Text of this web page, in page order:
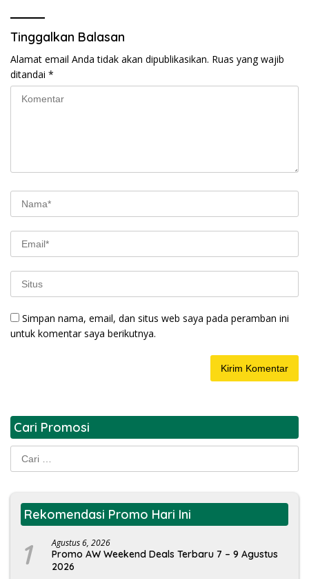
Tinggalkan Balasan
Alamat email Anda tidak akan dipublikasikan. Ruas yang wajib
ditandai *
Simpan nama, email, dan situs web saya pada peramban ini
untuk komentar saya berikutnya.
Cari Promosi
Cari
untuk:
Rekomendasi Promo Hari Ini
1 Agustus 6, 2026
Promo AW Weekend Deals Terbaru 7 – 9 Agustus
2026